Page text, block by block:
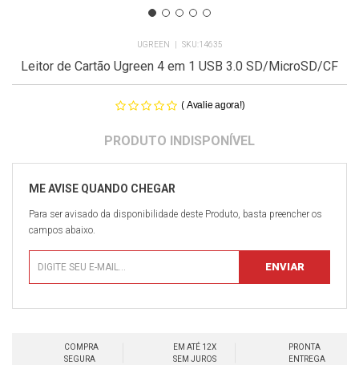
UGREEN 14635
Leitor de Cartão Ugreen 4 em 1 USB 3.0 SD/MicroSD/CF
( Avalie agora!)
Para ser avisado da disponibilidade deste Produto, basta preencher os
campos abaixo.
COMPRA
SEGURA
EM ATÉ 12X
SEM JUROS
PRONTA
ENTREGA